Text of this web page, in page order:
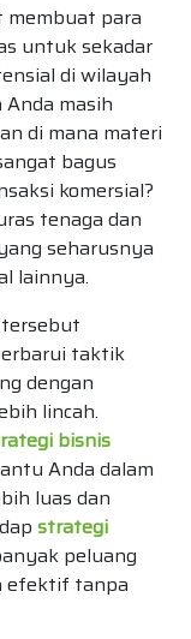
membuat para
untuk sekadar
di wilayah
masih
di mana materi
bagus
komersial?
tenaga dan
seharusnya
lainnya.
taktik
dengan
lincah.
bisnis
Anda dalam
luas dan
strategi
peluang
efektif tanpa